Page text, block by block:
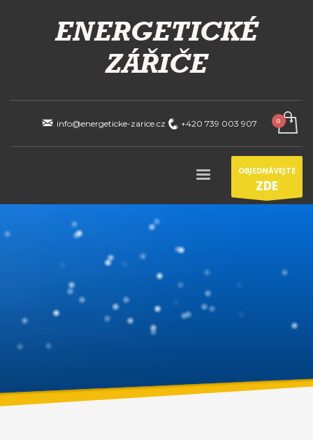
info@energeticke-zarice.cz +420 739 003 907
OBJEDNÁVEJTE
ZDE